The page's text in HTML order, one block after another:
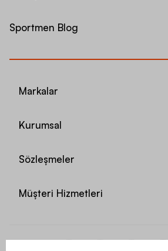
Sportmen Blog
Markalar
Kurumsal
Sözleşmeler
Müşteri Hizmetleri